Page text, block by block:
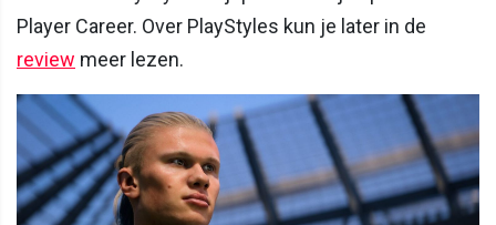
Player Career. Over PlayStyles kun je later in de
review meer lezen.